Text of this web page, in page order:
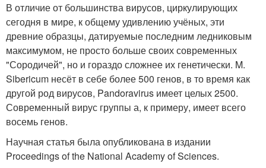
В отличие от большинства вирусов, циркулирующих
сегодня в мире, к общему удивлению учёных, эти
древние образцы, датируемые последним ледниковым
максимумом, не просто больше своих современных
"Сородичей", но и гораздо сложнее их генетически. M.
Sibericum несёт в себе более 500 генов, в то время как
другой род вирусов, Pandoravirus имеет целых 2500.
Современный вирус группы а, к примеру, имеет всего
восемь генов.
Научная статья была опубликована в издании
Proceedings of the National Academy of Sciences.